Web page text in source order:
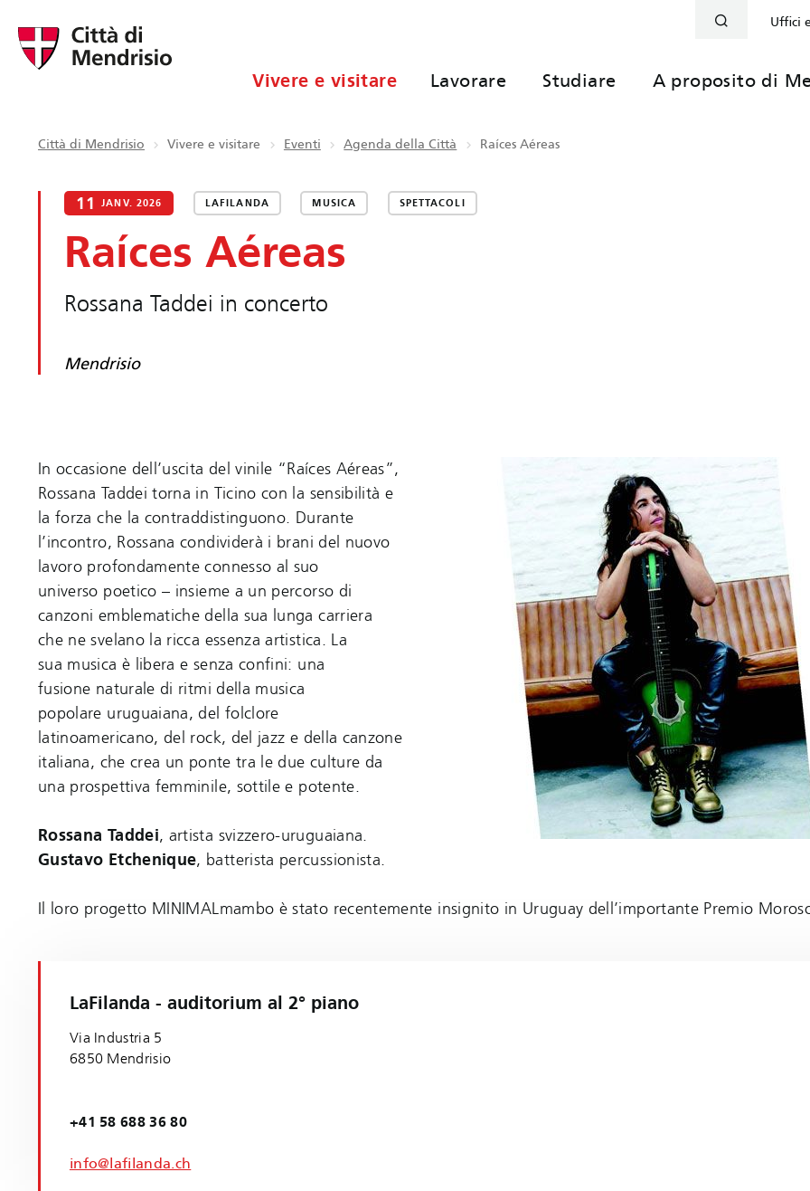
Uffici
Vivere e visitare Lavorare Studiare A proposito di
Città di Mendrisio Vivere e visitare Eventi Agenda della Città Raíces Aéreas
11 JANV. 2026 LAFILANDA MUSICA SPETTACOLI
Raíces Aéreas
Rossana Taddei in concerto
Mendrisio
In occasione dell’uscita del vinile “Raíces Aéreas”,
Rossana Taddei torna in Ticino con la sensibilità e
la forza che la contraddistinguono. Durante
l’incontro, Rossana condividerà i brani del nuovo
lavoro profondamente connesso al suo
universo poetico – insieme a un percorso di
canzoni emblematiche della sua lunga carriera
che ne svelano la ricca essenza artistica. La
sua musica è libera e senza confini: una
fusione naturale di ritmi della musica
popolare uruguaiana, del folclore
latinoamericano, del rock, del jazz e della canzone
italiana, che crea un ponte tra le due culture da
una prospettiva femminile, sottile e potente.
Rossana Taddei, artista svizzero-uruguaiana.
Gustavo Etchenique, batterista percussionista.
Il loro progetto MINIMALmambo è stato recentemente insignito in Uruguay dell’importante Premio
LaFilanda - auditorium al 2° piano
Via Industria 5
6850 Mendrisio
+41 58 688 36 80
info@lafilanda.ch